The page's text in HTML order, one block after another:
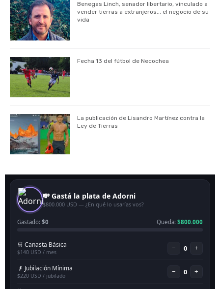
Benegas Linch, senador libertario, vinculado a
vender tierras a extranjeros... el negocio de su
vida
Fecha 13 del fútbol de Necochea
La publicación de Lisandro Martínez contra la
Ley de Tierras